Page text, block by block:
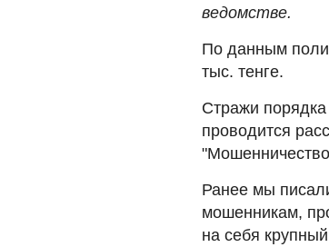
ведомстве.
По данным
тыс. тенге.
Стражи
проводится
Ранее мы
мошенникам,
на себя